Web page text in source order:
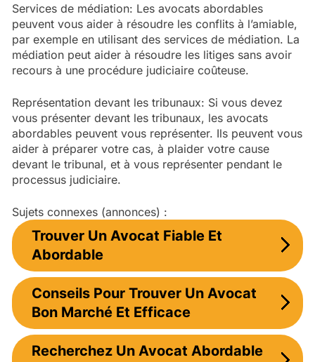
Services de médiation: Les avocats abordables
peuvent vous aider à résoudre les conflits à l’amiable,
par exemple en utilisant des services de médiation. La
médiation peut aider à résoudre les litiges sans avoir
recours à une procédure judiciaire coûteuse.
Représentation devant les tribunaux: Si vous devez
vous présenter devant les tribunaux, les avocats
abordables peuvent vous représenter. Ils peuvent vous
aider à préparer votre cas, à plaider votre cause
devant le tribunal, et à vous représenter pendant le
processus judiciaire.
Sujets connexes (annonces) :
Trouver Un Avocat Fiable Et
Abordable
Conseils Pour Trouver Un Avocat
Bon Marché Et Efficace
Recherchez Un Avocat Abordable